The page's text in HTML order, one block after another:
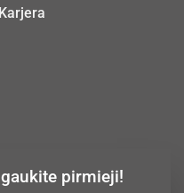
Karjera
pirmieji!